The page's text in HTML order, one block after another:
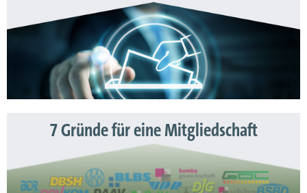
7 Gründe für eine Mitgliedschaft